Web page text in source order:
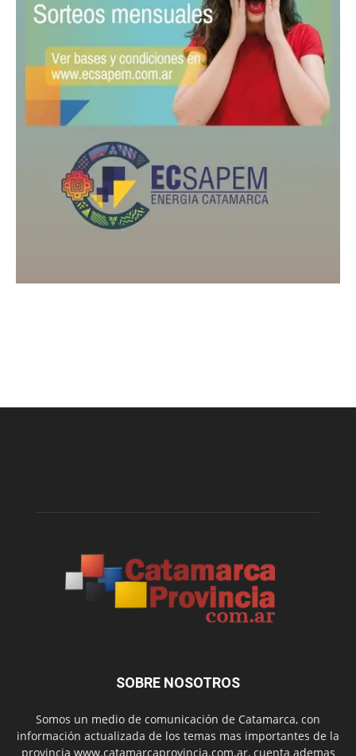
SOBRE NOSOTROS
Somos un medio de comunicación de Catamarca, con
información actualizada de los temas mas importantes de la
provincia www.catamarcaprovincia.com.ar, cuenta ademas